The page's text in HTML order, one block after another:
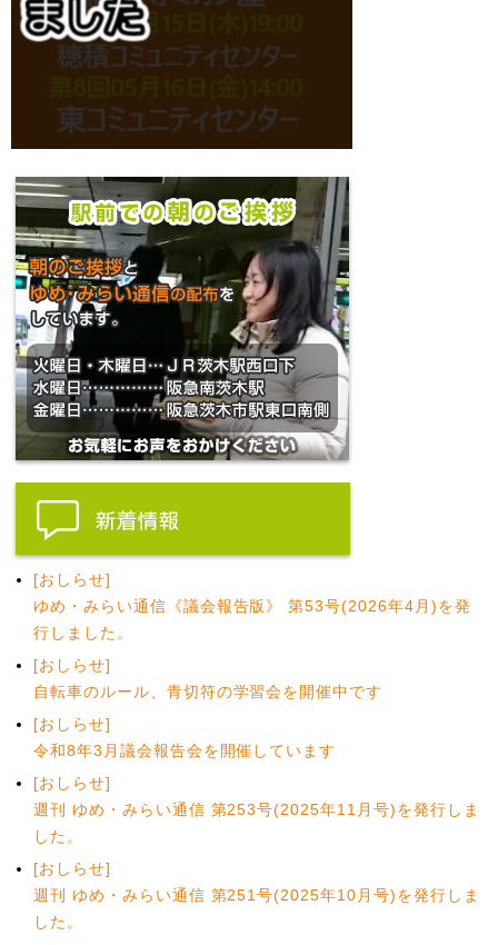
[おしらせ]
ゆめ・みらい通信《議会報告版》 第53号(2026年4月)を発
行しました。
[おしらせ]
自転車のルール、青切符の学習会を開催中です
[おしらせ]
令和8年3月議会報告会を開催しています
[おしらせ]
週刊 ゆめ・みらい通信 第253号(2025年11月号)を発行しま
した。
[おしらせ]
週刊 ゆめ・みらい通信 第251号(2025年10月号)を発行しま
した。